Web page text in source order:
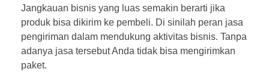
Jangkauan bisnis yang luas semakin berarti jika
produk bisa dikirim ke pembeli. Di sinilah peran jasa
pengiriman dalam mendukung aktivitas bisnis. Tanpa
adanya jasa tersebut Anda tidak bisa mengirimkan
paket.